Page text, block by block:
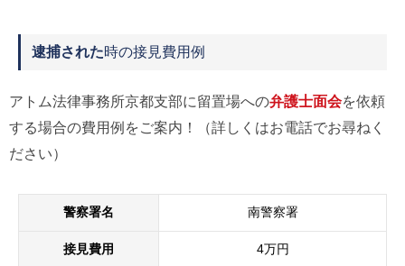
逮捕された時の接見費用例
アトム法律事務所京都支部に留置場への弁護士面会を依頼
する場合の費用例をご案内！（詳しくはお電話でお尋ねく
ださい）
警察署名 南警察署
接見費用 4万円